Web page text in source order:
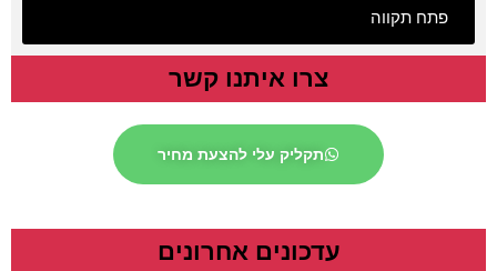
פתח תקווה
צרו איתנו קשר
תקליק עלי להצעת מחיר
עדכונים אחרונים